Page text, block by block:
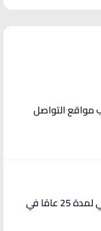
بسبب مواقع التواصل
بسبب "شريحة هاتف" .. حبس مشدد لطالب جامعي لمدة 25 عامًا في